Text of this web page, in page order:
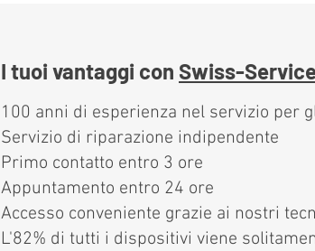
I tuoi vantaggi con Swiss-
100 anni di esperienza nel servizio per
Servizio di riparazione indipendente
Primo contatto entro 3 ore
Appuntamento entro 24 ore
Accesso conveniente grazie ai nostri
L'82% di tutti i dispositivi viene